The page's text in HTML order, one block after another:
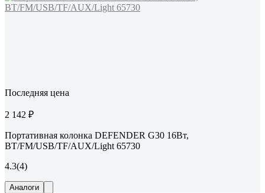
Последняя цена
2 142 ₽
Портативная колонка DEFENDER G30 16Вт,
BT/FM/USB/TF/AUX/Light 65730
4.3(4)
Аналоги